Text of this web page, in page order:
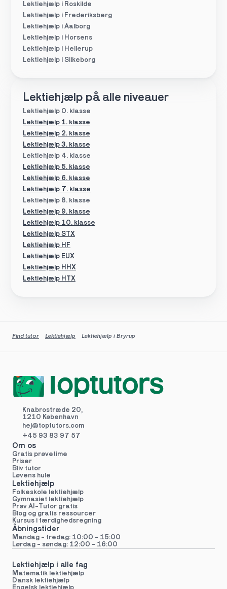
Lektiehjælp i Roskilde
Lektiehjælp i Frederiksberg
Lektiehjælp i Aalborg
Lektiehjælp i Horsens
Lektiehjælp i Hellerup
Lektiehjælp i Silkeborg
Lektiehjælp på alle niveauer
Lektiehjælp 0. klasse
Lektiehjælp 4. klasse
Lektiehjælp 5. klasse
Lektiehjælp 8. klasse
Lektiehjælp 1. klasse
Lektiehjælp 6. klasse
Lektiehjælp 7. klasse
Lektiehjælp 2. klasse
Lektiehjælp 3. klasse
Lektiehjælp 9. klasse
Lektiehjælp 10. klasse
Lektiehjælp HF
Lektiehjælp EUX
Lektiehjælp STX
Lektiehjælp HHX
Lektiehjælp HTX
Find tutor Lektiehjælp Lektiehjælp i Bryrup
Knabrostræde 20,
1210 København
hej@toptutors.com
+45 93 83 97 57
Om os
Gratis prøvetime
Priser
Bliv tutor
Løvens hule
Lektiehjælp
Folkeskole lektiehjælp
Gymnasiet lektiehjælp
Prøv AI-Tutor gratis
Blog og gratis ressourcer
Kursus i færdighedsregning
Åbningstider
Mandag - fredag: 10:00 - 15:00
Lørdag - søndag: 12:00 - 16:00
Lektiehjælp i alle fag
Matematik lektiehjælp
Dansk lektiehjælp